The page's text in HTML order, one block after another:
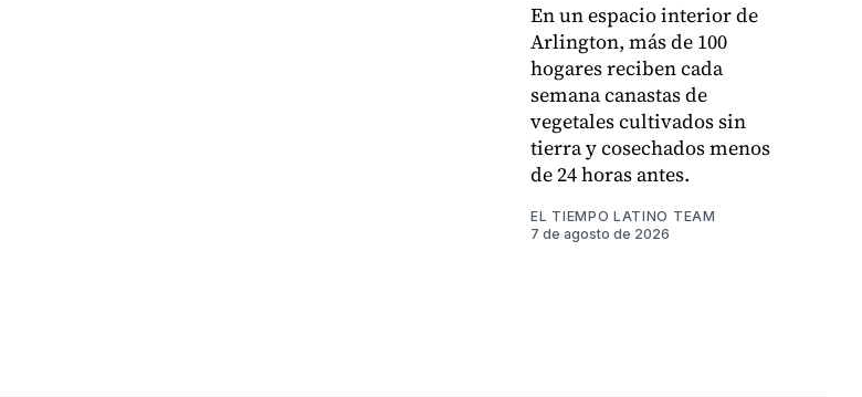
En un espacio interior de
Arlington, más de 100
hogares reciben cada
semana canastas de
vegetales cultivados sin
tierra y cosechados menos
de 24 horas antes.
EL TIEMPO LATINO TEAM
7 de agosto de 2026